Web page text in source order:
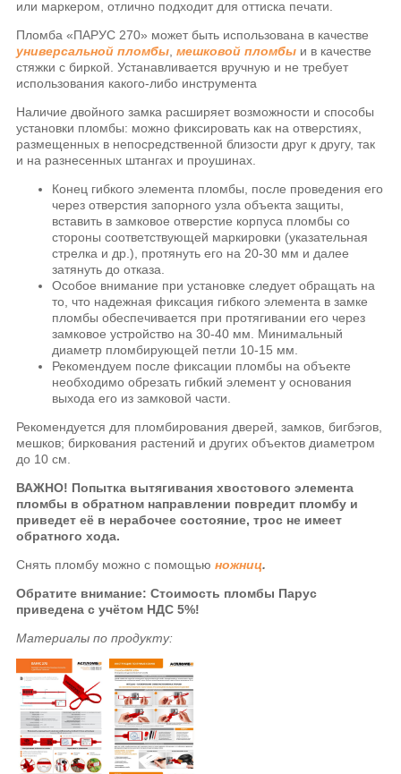
или маркером, отлично подходит для оттиска печати.
Пломба «ПАРУС 270» может быть использована в качестве
универсальной пломбы ,мешковой пломбы и в качестве
стяжки с биркой. Устанавливается вручную и не требует
использования какого-либо инструмента
Наличие двойного замка расширяет возможности и способы
установки пломбы: можно фиксировать как на отверстиях,
размещенных в непосредственной близости друг к другу, так
и на разнесенных штангах и проушинах.
Конец гибкого элемента пломбы, после проведения его
через отверстия запорного узла объекта защиты,
вставить в замковое отверстие корпуса пломбы со
стороны соответствующей маркировки (указательная
стрелка и др.), протянуть его на 20-30 мм и далее
затянуть до отказа.
Особое внимание при установке следует обращать на
то, что надежная фиксация гибкого элемента в замке
пломбы обеспечивается при протягивании его через
замковое устройство на 30-40 мм. Минимальный
диаметр пломбирующей петли 10-15 мм.
Рекомендуем после фиксации пломбы на объекте
необходимо обрезать гибкий элемент у основания
выхода его из замковой части.
Рекомендуется для пломбирования дверей, замков, бигбэгов,
мешков; биркования растений и других объектов диаметром
до 10 см.
ВАЖНО! Попытка вытягивания хвостового элемента
пломбы в обратном направлении повредит пломбу и
приведет её в нерабочее состояние, трос не имеет
обратного хода.
Снять пломбу можно с помощьюножниц.
Обратите внимание: Стоимость пломбы Парус
приведена с учётом НДС 5%!
Материалы по продукту: